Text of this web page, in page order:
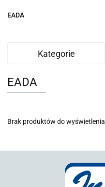
EADA
Kategorie
EADA
Brak produktów do wyświetlenia